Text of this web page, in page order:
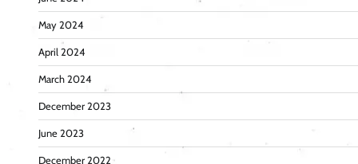
May 2024
April 2024
March 2024
December 2023
June 2023
December 2022